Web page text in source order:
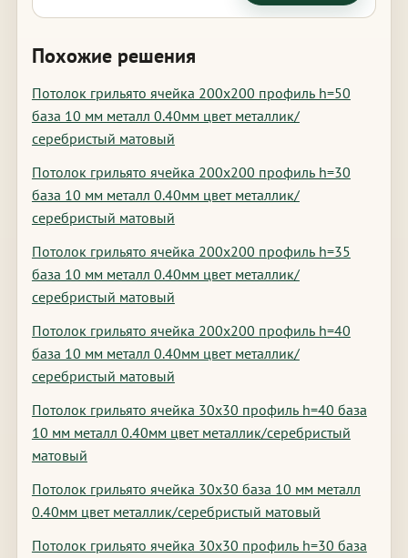
Похожие решения
Потолок грильято ячейка 200х200 профиль h=50
база 10 мм металл 0.40мм цвет металлик/
серебристый матовый
Потолок грильято ячейка 200х200 профиль h=30
база 10 мм металл 0.40мм цвет металлик/
серебристый матовый
Потолок грильято ячейка 200х200 профиль h=35
база 10 мм металл 0.40мм цвет металлик/
серебристый матовый
Потолок грильято ячейка 200х200 профиль h=40
база 10 мм металл 0.40мм цвет металлик/
серебристый матовый
Потолок грильято ячейка 30х30 профиль h=40 база
10 мм металл 0.40мм цвет металлик/серебристый
матовый
Потолок грильято ячейка 30х30 база 10 мм металл
0.40мм цвет металлик/серебристый матовый
Потолок грильято ячейка 30х30 профиль h=30 база